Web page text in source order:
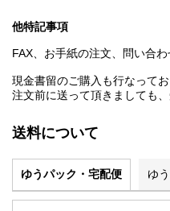
他特記事項
FAX、お手紙の注文、問い合
現金書留のご購入も行なってお
注文前に送って頂きましても、
送料について
ゆうパック・宅配便 ゆ